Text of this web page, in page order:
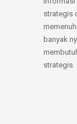
strategis
banyak
strategis.